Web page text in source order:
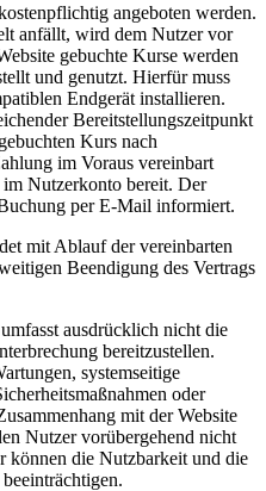
angeboten werden.
anfällt, wird dem Nutzer vor
gebuchte Kurse werden
und genutzt. Hierfür muss
Endgerät installieren.
Bereitstellungszeitpunkt
Kurs nach
im Voraus vereinbart
Nutzerkonto bereit. Der
per E-Mail informiert.
mit Ablauf der vereinbarten
Beendigung des Vertrags
ausdrücklich nicht die
bereitzustellen.
systemseitige
oder
mit der Website
Nutzer vorübergehend nicht
können die Nutzbarkeit und die